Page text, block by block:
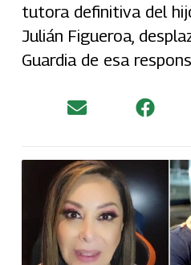
tutora definitiva del
Julián Figueroa,
Guardia de esa